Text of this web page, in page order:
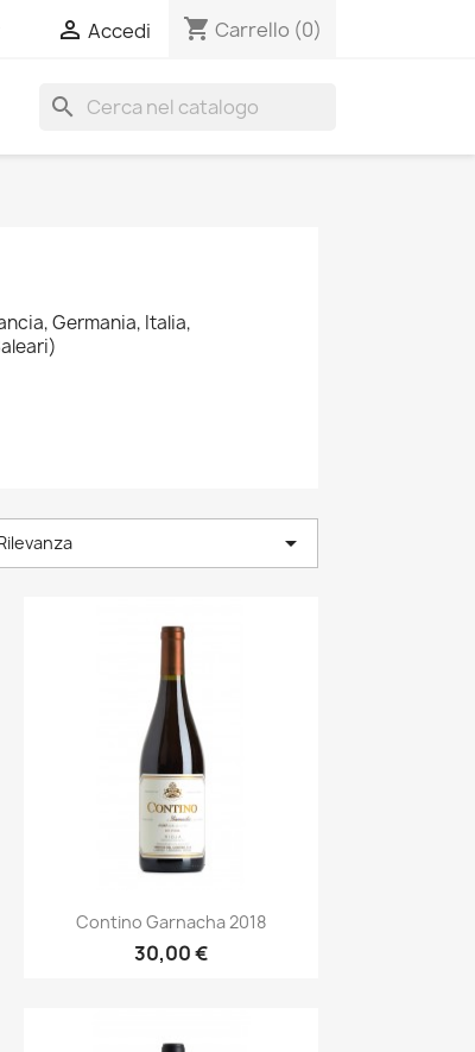
 Accedi shopping_cart Carrello (0)
search
Germania, Italia,

Anteprima
Contino Garnacha 2018
30,00 €